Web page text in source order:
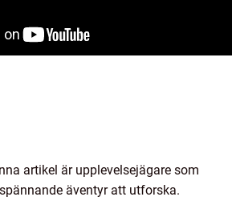
artikel är upplevelsejägare som
äventyr att utforska.